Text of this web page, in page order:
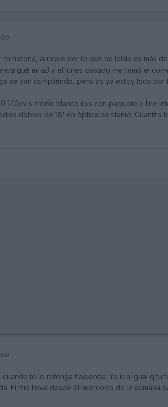
historia, aunque por lo que he leído es más de
mi a3 y el lunes pasado me llamó el
se van cumpliendo, pero yo ya estoy loco
140cv s-tronic blanco ibis con paquete s-line
dobles de 18' en óptica de titanio. Cuantito
te lo retenga hacienda. Yo iba igual q
El mio lleva desde el miercoles de la semana